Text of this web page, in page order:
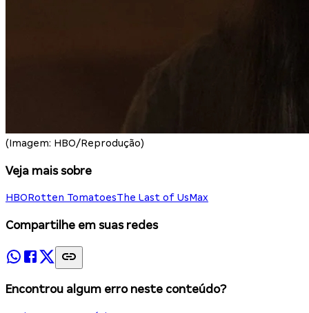
(Imagem: HBO/Reprodução)
Veja mais sobre
HBORotten TomatoesThe Last of UsMax
Compartilhe em suas redes
Encontrou algum erro neste conteúdo?